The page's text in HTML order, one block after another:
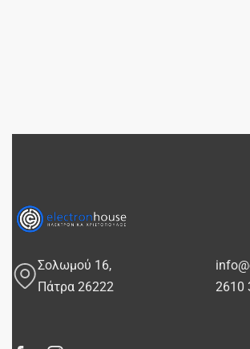
Σολωμού 16,
Πάτρα 26222
2610